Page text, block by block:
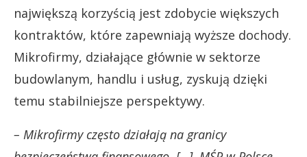
największą korzyścią jest zdobycie większych
kontraktów, które zapewniają wyższe dochody.
Mikrofirmy, działające głównie w sektorze
budowlanym, handlu i usług, zyskują dzięki
temu stabilniejsze perspektywy.
– Mikrofirmy często działają na granicy